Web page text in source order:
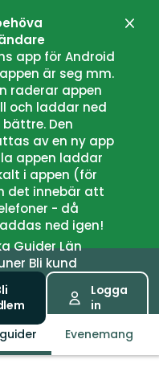
app för Android
är seg mm.
raderar appen
och laddar ned
Den
av en ny app
appen laddar
i appen (för
det innebär att
- då
ned igen!
GuiderLän
Bli kund
Logga
in
Evenemang